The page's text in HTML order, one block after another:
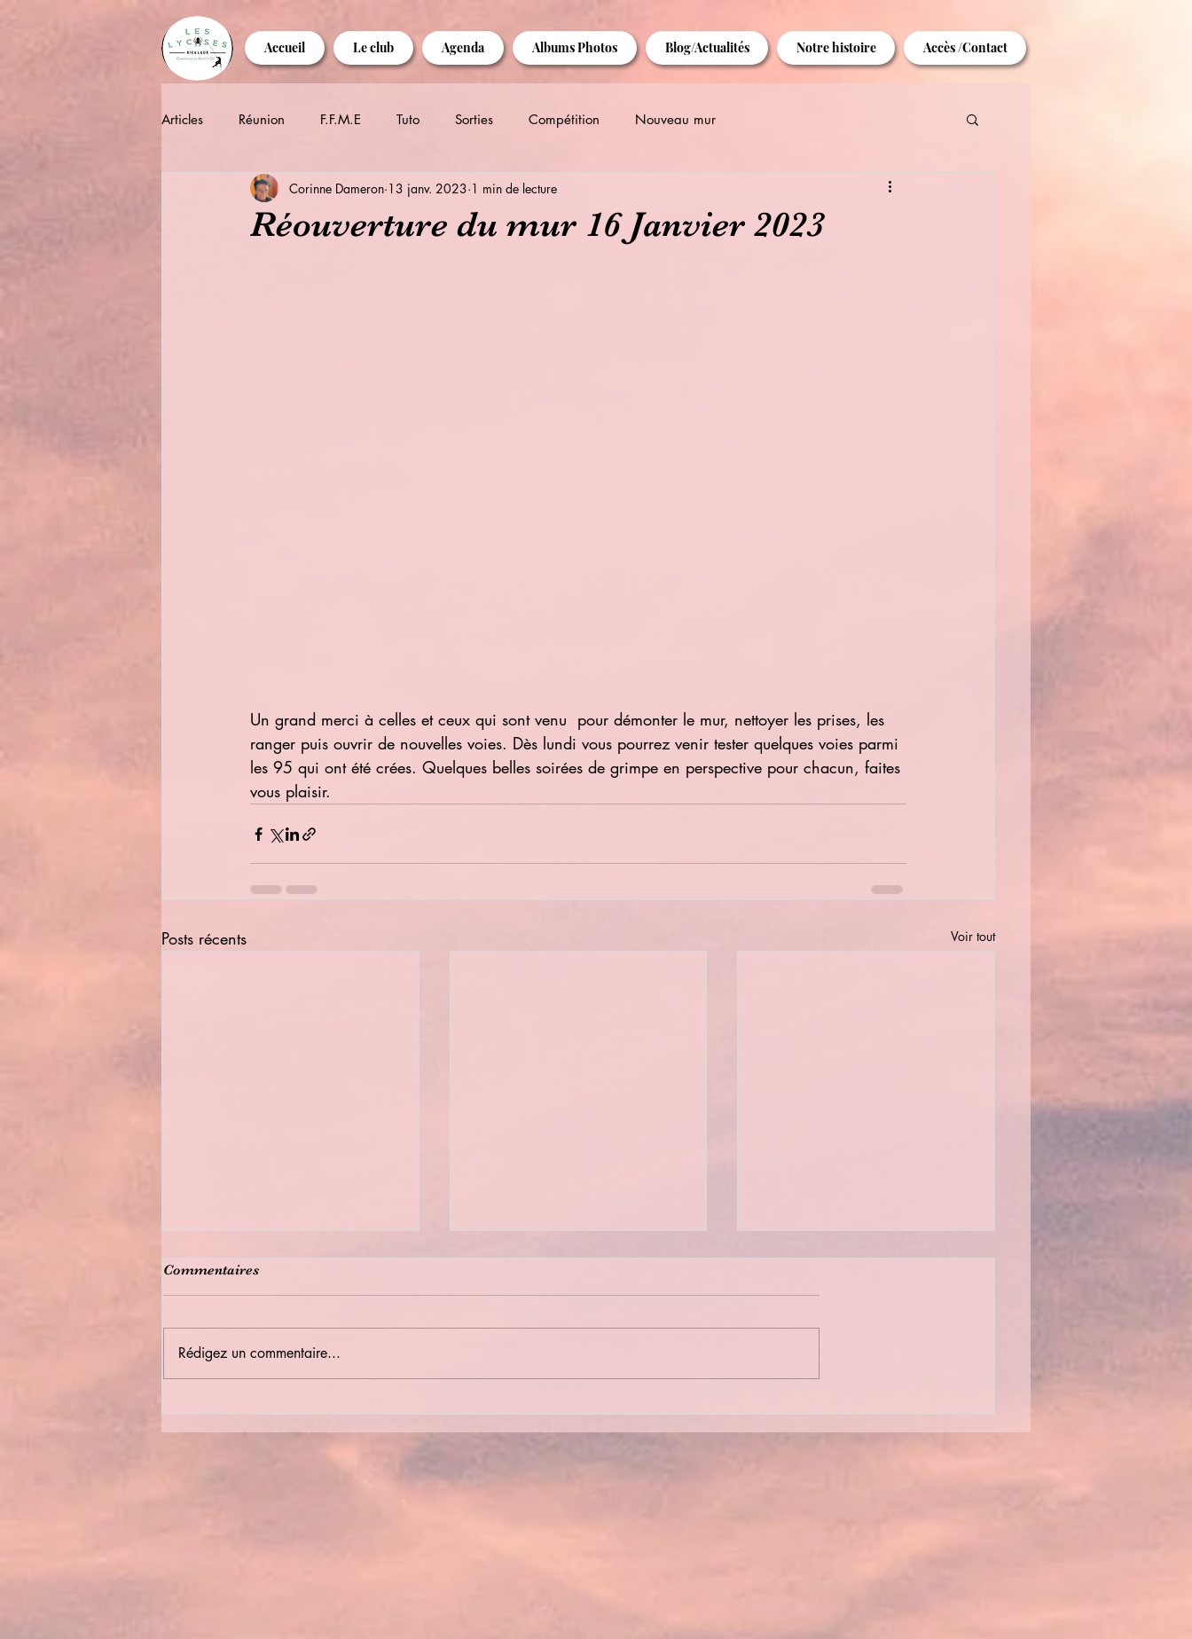
Accueil Le club Agenda Albums Photos Blog/Actualités Notre histoire Accès /Contact
Articles Réunion F.F.M.E Tuto Sorties Compétition Nouveau mur
Réouverture du mur 16 Janvier 2023
Corinne Dameron 13 janv. 2023 1 min de lecture
Un grand merci à celles et ceux qui sont venu  pour démonter le mur, nettoyer les prises, les
ranger puis ouvrir de nouvelles voies. Dès lundi vous pourrez venir tester quelques voies parmi
les 95 qui ont été crées. Quelques belles soirées de grimpe en perspective pour chacun, faites
vous plaisir.
Posts récents Voir tout
Assemblée générale 2026
Commentaires
Rédigez un commentaire...